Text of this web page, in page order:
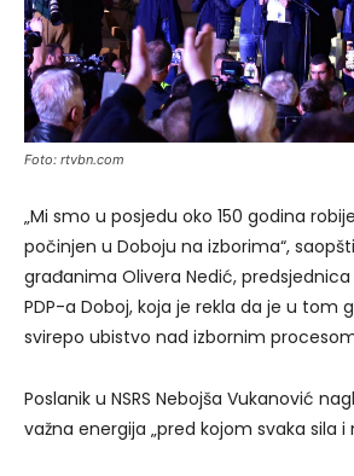
Foto: rtvbn.com
„Mi smo u posjedu oko 150 godina
počinjen u Doboju na izborima“,
građanima Olivera Nedić,
PDP-a Doboj, koja je rekla da je u tom
svirepo ubistvo nad izbornim
Poslanik u NSRS Nebojša Vukanović
važna energija „pred kojom svaka sila i